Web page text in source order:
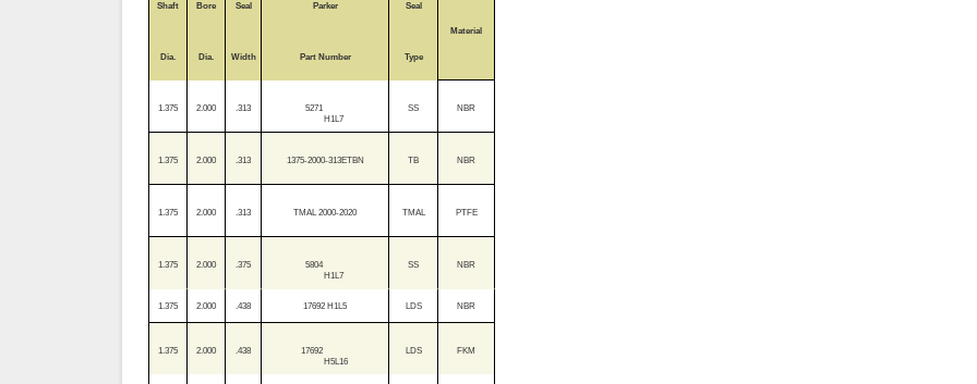
Shaft Bore Seal Parker Seal
Material
Dia. Dia. Width Part Number Type
1.375 2.000 .313
5271
H1L7
SS NBR
1.375 2.000 .313 1375-2000-313ETBN TB NBR
1.375 2.000 .313 TMAL 2000-2020 TMAL PTFE
1.375 2.000 .375
5804
H1L7
SS NBR
1.375 2.000 .438 17692 H1L5 LDS NBR
1.375 2.000 .438
17692
H5L16
LDS FKM